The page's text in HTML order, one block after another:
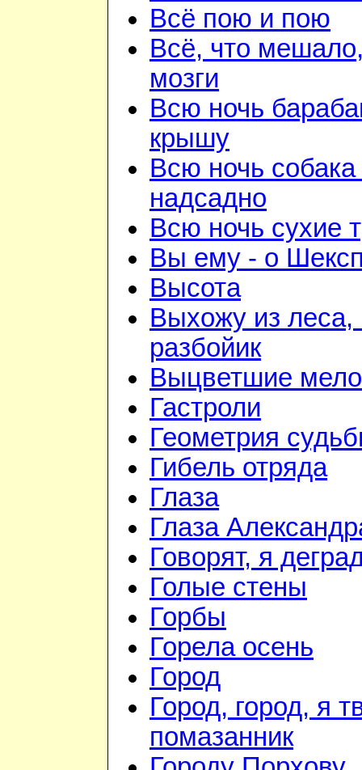
Всё пою и пою
Всё, что
мозги
Всю ночь
крышу
Всю ночь
надсадно
Всю ночь сухие
Вы ему - о
Высота
Выхожу из леса,
разбойик
Выцветшие
Гастроли
Геометрия
Гибель отряда
Глаза
Глаза
Говорят, я
Голые стены
Горбы
Горела осень
Город
Город, город, я
помазанник